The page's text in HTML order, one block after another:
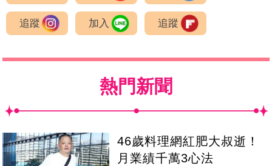
追蹤 加入 追蹤
熱門新聞
46歲料理網紅肥大叔逝！
月業績千萬3心法